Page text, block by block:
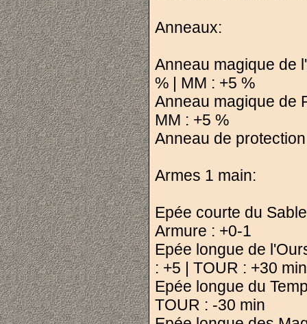
Anneaux:
Anneau magique de
% | MM : +5 %
Anneau magique de
MM : +5 %
Anneau de
Armes 1 main:
Epée courte du
Armure : +0-1
Epée longue de
: +5 | TOUR : +30 min
Epée longue du
TOUR : -30 min